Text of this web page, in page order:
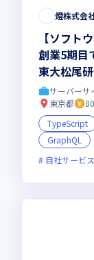
燈株式会
【ソフト
創業5期目
東大松尾
る最先端
サーバーサ
東京都
TypeScript
GraphQL
自社サービ